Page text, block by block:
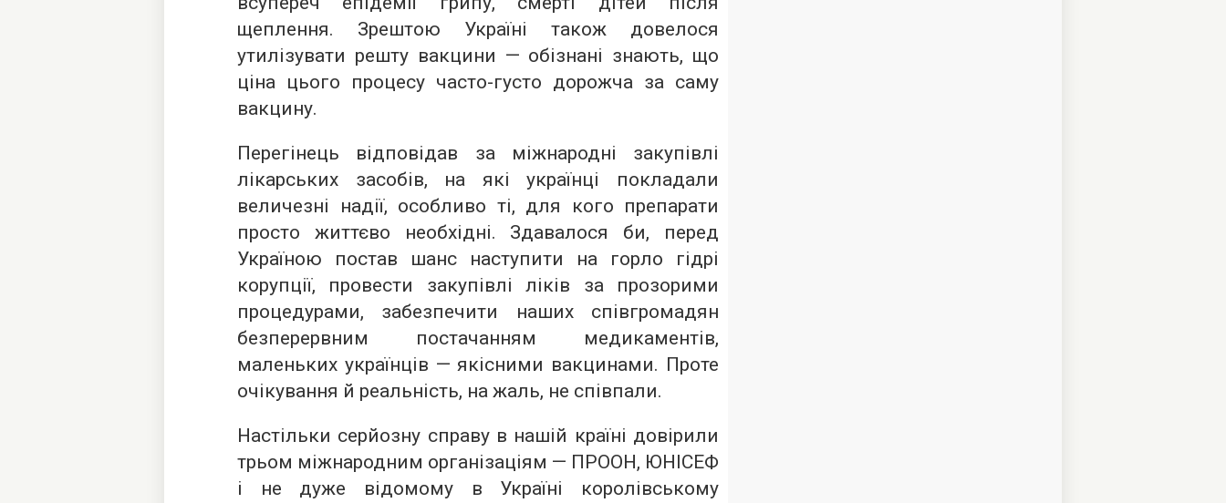
щеплення. Зрештою Україні також довелося
утилізувати решту вакцини — обізнані знають, що
ціна цього процесу часто-густо дорожча за саму
вакцину.
Перегінець відповідав за міжнародні закупівлі
лікарських засобів, на які українці покладали
величезні надії, особливо ті, для кого препарати
просто життєво необхідні. Здавалося би, перед
Україною постав шанс наступити на горло гідрі
корупції, провести закупівлі ліків за прозорими
процедурами, забезпечити наших співгромадян
безперервним постачанням медикаментів,
маленьких українців — якісними вакцинами. Проте
очікування й реальність, на жаль, не співпали.
Настільки серйозну справу в нашій країні довірили
трьом міжнародним організаціям — ПРООН, ЮНІСЕФ
і не дуже відомому в Україні королівському